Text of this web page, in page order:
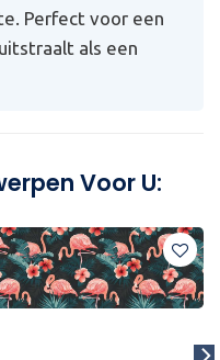
Perfect voor een
als een
Voor U: